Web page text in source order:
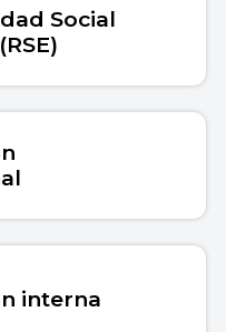
Social
interna